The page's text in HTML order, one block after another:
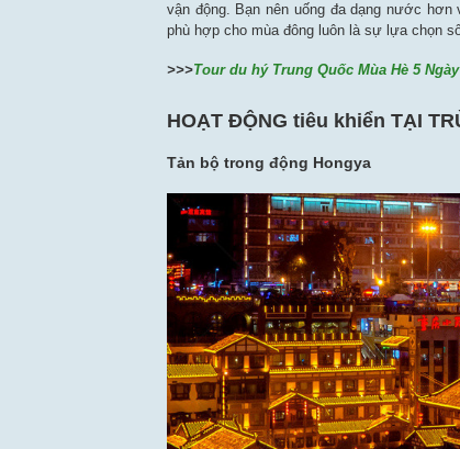
vận động. Bạn nên uống đa dạng nước
phù hợp cho mùa đông luôn là sự lựa chọn
>>>Tour du hý Trung Quốc Mùa Hè 5
HOẠT ĐỘNG tiêu khiển TẠI
Tản bộ trong động Hongya